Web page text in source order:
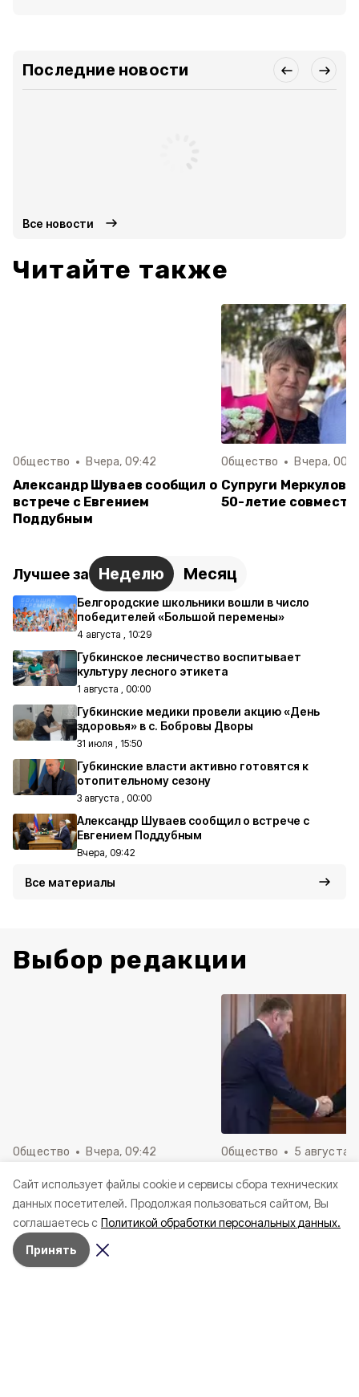
Cайт использует файлы cookie и сервисы сбора технических
данных посетителей. Продолжая пользоваться сайтом, Вы
соглашаетесь с Политикой обработки персональных данных.
Принять
Последние новости
Все новости
Читайте также
Общество Вчера, 09:42
Александр Шуваев сообщил о
встрече с Евгением
Поддубным
Общество Вчера,
Супруги
50-летие
Лучшее за Неделю Месяц
Белгородские школьники вошли в число
победителей «Большой перемены»
4 августа , 10:29
Губкинское лесничество воспитывает
культуру лесного этикета
1 августа , 00:00
Губкинские медики провели акцию «День
здоровья» в с. Бобровы Дворы
31 июля , 15:50
Губкинские власти активно готовятся к
отопительному сезону
3 августа , 00:00
Александр Шуваев сообщил о встрече с
Евгением Поддубным
Вчера, 09:42
Все материалы
Выбор редакции
Общество Вчера, 09:42
встрече с Евгением
Поддубным
Общество 5 августа ,
встрече с
России